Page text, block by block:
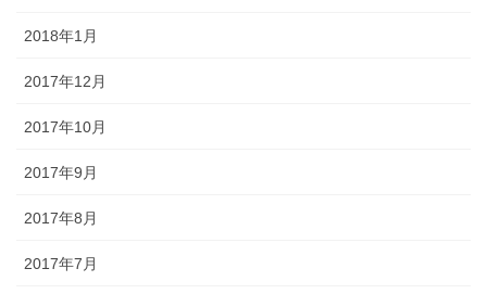
2018年1月
2017年12月
2017年10月
2017年9月
2017年8月
2017年7月